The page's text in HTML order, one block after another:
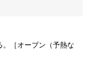
。［オーブン（予熱な